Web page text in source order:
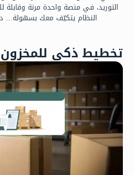
التوريد، في منصة واحدة مرنة
النظام يتكيّف معك بسهولة…
تخطيط ذكي للمخزون